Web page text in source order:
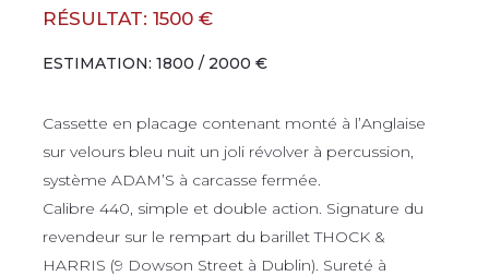
RÉSULTAT: 1500 €
ESTIMATION: 1800 / 2000 €
Cassette en placage contenant monté à l’Anglaise
sur velours bleu nuit un joli révolver à percussion,
système ADAM’S à carcasse fermée.
Calibre 440, simple et double action. Signature du
revendeur sur le rempart du barillet THOCK &
HARRIS (9 Dowson Street à Dublin). Sureté à